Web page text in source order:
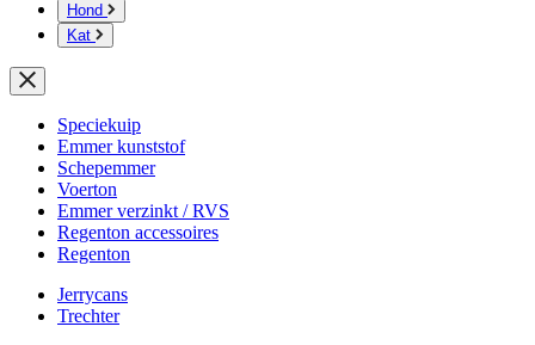
Hond
Kat
Speciekuip
Emmer kunststof
Schepemmer
Voerton
Emmer verzinkt / RVS
Regenton accessoires
Regenton
Jerrycans
Trechter